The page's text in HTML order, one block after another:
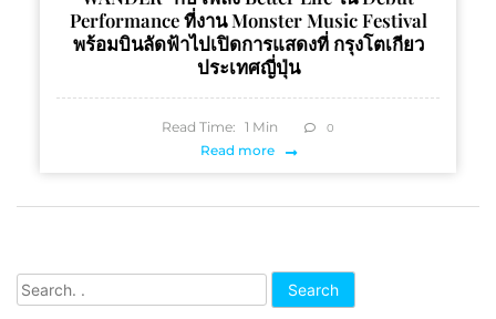
Search
Performance ที่งาน Monster Music Festival
พร้อมบินลัดฟ้าไปเปิดการแสดงที่ กรุงโตเกียว
ประเทศญี่ปุ่น
Read Time: 1 Min 0
Read more